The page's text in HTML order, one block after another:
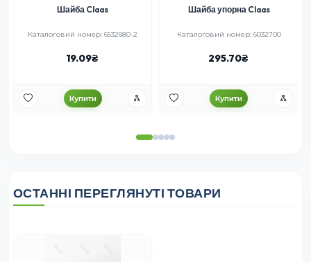
Шайба Claas
Каталоговий номер: 6532680-2
19.09
Купити
Шайба упорна Claas
Каталоговий номер: 6032700
295.70
Купити
ОСТАННІ ПЕРЕГЛЯНУТІ ТОВАРИ